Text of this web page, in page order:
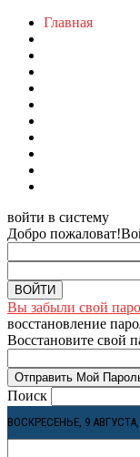
Главная
войти в систему
Добро пожаловат!
Вы забыли свой
восстановление
Восстановите свой
Поиск
ВОСКРЕСЕНЬЕ, 9 АВГУСТА,